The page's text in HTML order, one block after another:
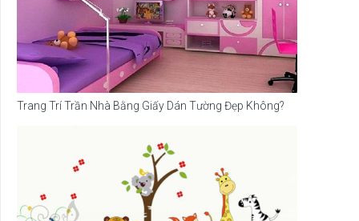
Trang Trí Trần Nhà Bằng Giấy Dán Tường Đẹp Không?